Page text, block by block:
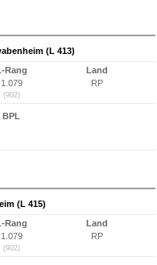
(L 413)
Rang
1.079
(902)
Land
RP
BPL
(L 415)
Rang
1.079
(902)
Land
RP